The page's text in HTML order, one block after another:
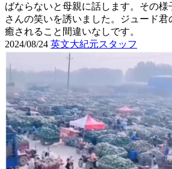
ばならないと母親に話します。その様
さんの笑いを誘いました。ジュード君
癒されること間違いなしです。
2024/08/24 英文大紀元スタッフ